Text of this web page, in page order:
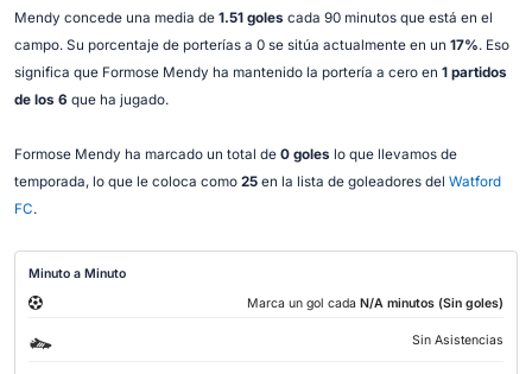
Mendy concede una media de 1.51 goles cada 90 minutos que está en el
campo. Su porcentaje de porterías a 0 se sitúa actualmente en un 17%. Eso
significa que Formose Mendy ha mantenido la portería a cero en 1 partidos
de los 6 que ha jugado.
Formose Mendy ha marcado un total de 0 goles lo que llevamos de
temporada, lo que le coloca como 25en la lista de goleadores del Watford
FC.
Minuto a Minuto
Marca un gol cada N/A minutos (Sin goles)
Sin Asistencias